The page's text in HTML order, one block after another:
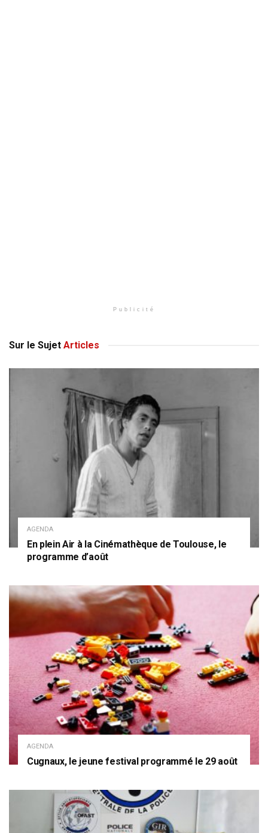
Publicité
Sur le Sujet Articles
AGENDA
En plein Air à la Cinémathèque de Toulouse, le
programme d’août
AGENDA
Cugnaux, le jeune festival programmé le 29 août